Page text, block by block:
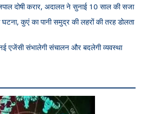
दोषी करार, अदालत ने सुनाई 10 साल की सजा
कुएं का पानी समुद्र की लहरों की तरह डोलता
नई एजेंसी संभालेगी संचालन और बदलेगी व्यवस्था